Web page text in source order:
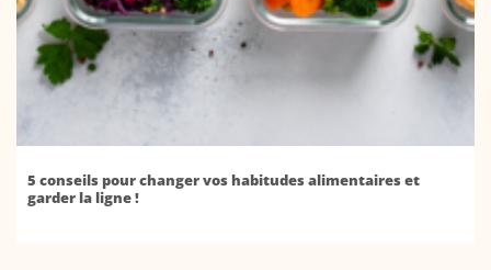
5 conseils pour changer vos habitudes alimentaires et
garder la ligne !